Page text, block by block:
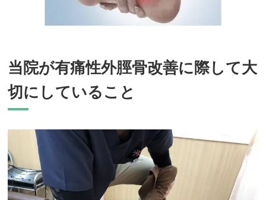
当院が有痛性外脛骨改善に際して大
切にしていること